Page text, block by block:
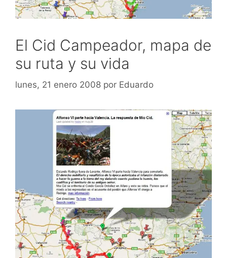
El Cid Campeador, mapa de
su ruta y su vida
lunes, 21 enero 2008 por Eduardo